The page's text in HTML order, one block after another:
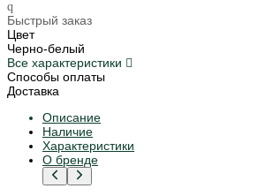
Быстрый заказ
Цвет
Черно-белый
Все характеристики
Способы оплаты
Доставка
Описание
Наличие
Характеристики
О бренде